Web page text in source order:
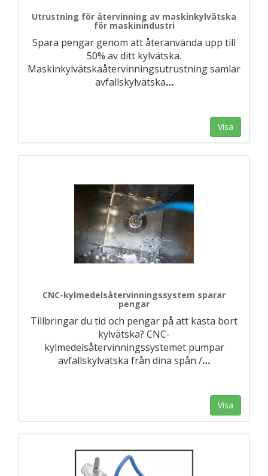
Utrustning för återvinning av maskinkylvätska
för maskinindustri
Spara pengar genom att återanvända upp till
50% av ditt kylvätska.
Maskinkylvätskaåtervinningsutrustning samlar
avfallskylvätska…
Visa
CNC-kylmedelsåtervinningssystem sparar
pengar
Tillbringar du tid och pengar på att kasta bort
kylvätska? CNC-
kylmedelsåtervinningssystemet pumpar
avfallskylvätska från dina spån /…
Visa